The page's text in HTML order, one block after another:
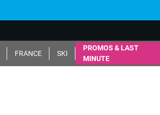
FRANCE SKI
PROMOS & LAST
MINUTE